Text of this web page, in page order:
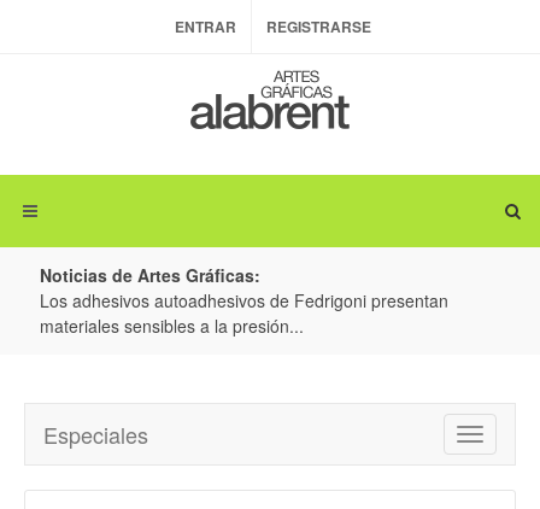
ENTRAR REGISTRARSE
Noticias de Artes Gráficas:
Los adhesivos autoadhesivos de Fedrigoni presentan
materiales sensibles a la presión...
Toggle
Especiales